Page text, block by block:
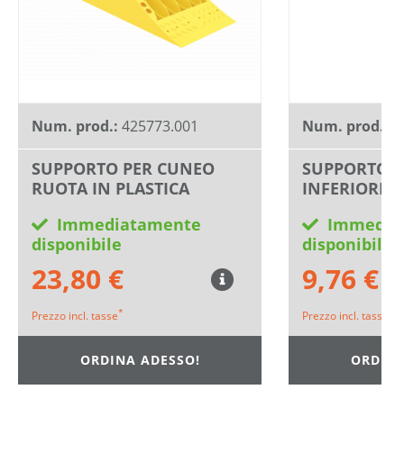
Num. prod.: 425773.001
SUPPORTO PER CUNEO
RUOTA IN PLASTICA
Immediatamente
disponibile
23,80 €
Prezzo incl. tasse*
ORDINA ADESSO!
Num. prod.:
SUPPORTO
INFERIORE
disponibile
9,76 €
Prezzo incl. tasse